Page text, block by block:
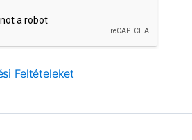
Feltételeket